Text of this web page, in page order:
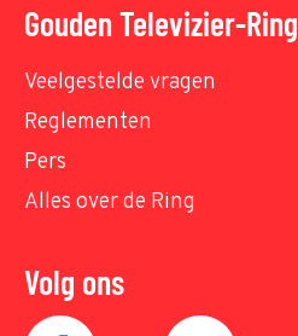
Gouden Televizier-Ring
Veelgestelde vragen
Reglementen
Pers
Alles over de Ring
Volg ons